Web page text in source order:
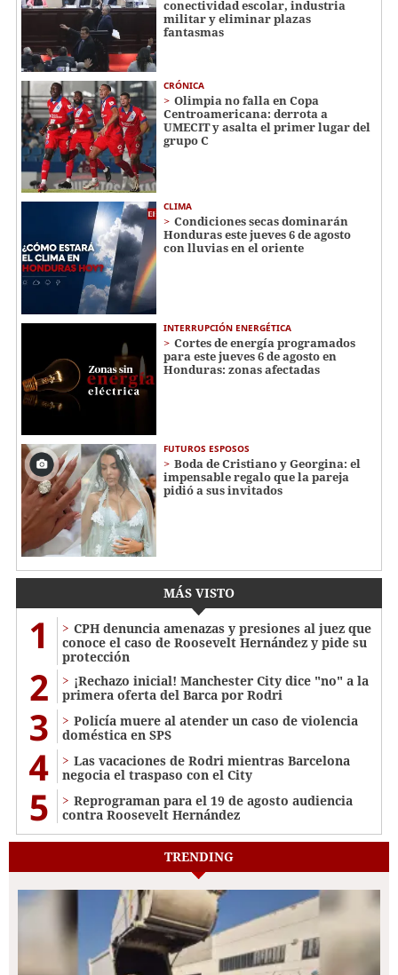
conectividad escolar, industria
militar y eliminar plazas
fantasmas
CRÓNICA
Olimpia no falla en Copa
Centroamericana: derrota a
UMECIT y asalta el primer lugar del
grupo C
CLIMA
Condiciones secas dominarán
Honduras este jueves 6 de agosto
con lluvias en el oriente
INTERRUPCIÓN ENERGÉTICA
Cortes de energía programados
para este jueves 6 de agosto en
Honduras: zonas afectadas
FUTUROS ESPOSOS
Boda de Cristiano y Georgina: el
impensable regalo que la pareja
pidió a sus invitados
MÁS VISTO
1
CPH denuncia amenazas y presiones al juez que
conoce el caso de Roosevelt Hernández y pide su
protección
2
¡Rechazo inicial! Manchester City dice "no" a la
primera oferta del Barca por Rodri
3
Policía muere al atender un caso de violencia
doméstica en SPS
4
Las vacaciones de Rodri mientras Barcelona
negocia el traspaso con el City
5
Reprograman para el 19 de agosto audiencia
contra Roosevelt Hernández
TRENDING